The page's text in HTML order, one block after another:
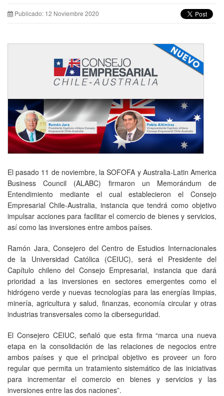
Publicado: 12 Noviembre 2020
El pasado 11 de noviembre, la SOFOFA y Australia-Latin America
Business Council (ALABC) firmaron un Memorándum de
Entendimiento mediante el cual establecieron el Consejo
Empresarial Chile-Australia, instancia que tendrá como objetivo
impulsar acciones para facilitar el comercio de bienes y servicios,
así como las inversiones entre ambos países.
Ramón Jara, Consejero del Centro de Estudios Internacionales
de la Universidad Católica (CEIUC), será el Presidente del
Capítulo chileno del Consejo Empresarial, instancia que dará
prioridad a las inversiones en sectores emergentes como el
hidrógeno verde y nuevas tecnologías para las energías limpias,
minería, agricultura y salud, finanzas, economía circular y otras
industrias transversales como la ciberseguridad.
El Consejero CEIUC, señaló que esta firma “marca una nueva
etapa en la consolidación de las relaciones de negocios entre
ambos países y que el principal objetivo es proveer un foro
regular que permita un tratamiento sistemático de las iniciativas
para incrementar el comercio en bienes y servicios y las
inversiones entre las dos naciones”.